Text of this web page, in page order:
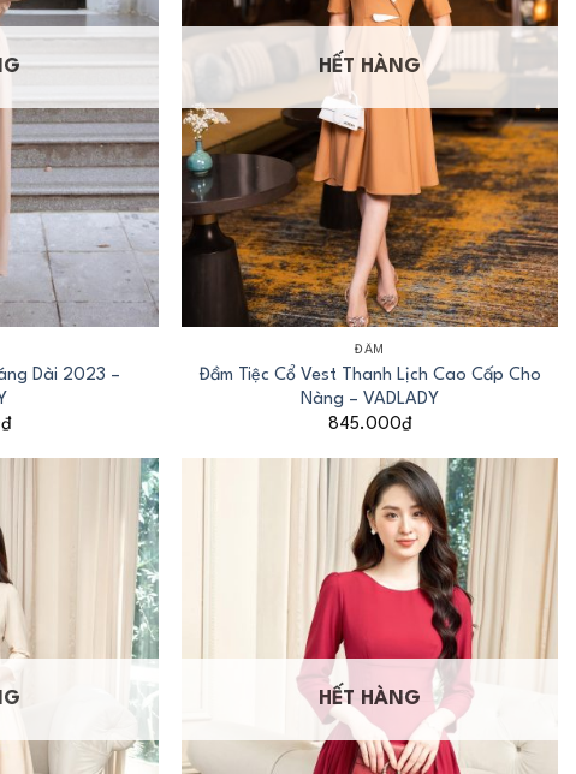
Dài 2023 –
₫
HẾT HÀNG
ĐẦM
Đầm Tiệc Cổ Vest Thanh Lịch Cao Cấp Cho
Nàng – VADLADY
845.000₫
HẾT HÀNG